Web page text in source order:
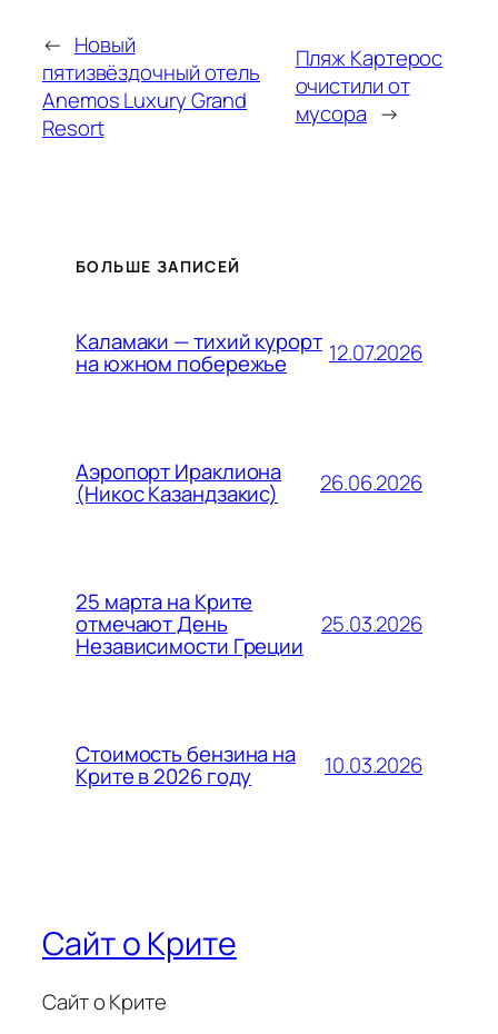
← Новый
пятизвёздочный отель
Anemos Luxury Grand
Resort
Пляж Картерос
очистили от
мусора →
БОЛЬШЕ ЗАПИСЕЙ
Каламаки — тихий курорт
на южном побережье 12.07.2026
Аэропорт Ираклиона
(Никос Казандзакис) 26.06.2026
25 марта на Крите
отмечают День
Независимости Греции
25.03.2026
Стоимость бензина на
Крите в 2026 году 10.03.2026
Сайт о Крите
Сайт о Крите